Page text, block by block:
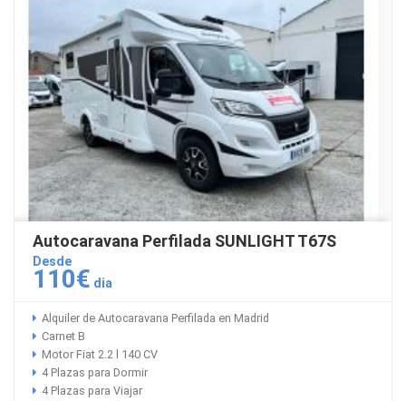
Autocaravana Perfilada SUNLIGHT T67S
Desde
110€ dia
Alquiler de Autocaravana Perfilada en Madrid
Carnet B
Motor Fiat 2.2 l 140 CV
4 Plazas para Dormir
4 Plazas para Viajar